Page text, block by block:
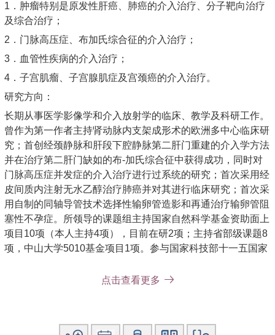
1．肿瘤特别是原发性肝癌、肺癌的介入治疗、分子靶向治疗
及综合治疗；
2．门脉高压症、布加氏综合征的介入治疗；
3．血管性疾病的介入治疗；
4．子宫肌瘤、子宫腺肌症及宫颈癌的介入治疗。
研究方向：
长期从事医学影像学和介入放射学的临床、教学及科研工作。
曾作为第一作者主持肾动脉内支架成形术的欧洲多中心临床研
究；首创经颈静脉和肝段下腔静脉第二肝门重建的介入学方法
并在治疗第二肝门缺如的布-加氏综合征中获得成功，同时对
门脉高压症并发症的介入治疗进行过系统的研究；首次采用经
皮间质内注射无水乙醇治疗肺癌并对其进行临床研究；首次采
用自制的同轴导管技术选择性输卵管造影和再通治疗输卵管阻
塞性不孕症。所领导的课题组主持国家自然科学基金资助面上
项目10项（本人主持4项），目前在研2项；主持省部级课题8
项，中山大学5010基金项目1项。参与国家科技部十一五国家
和比较影像学研究》)。点击查看更多